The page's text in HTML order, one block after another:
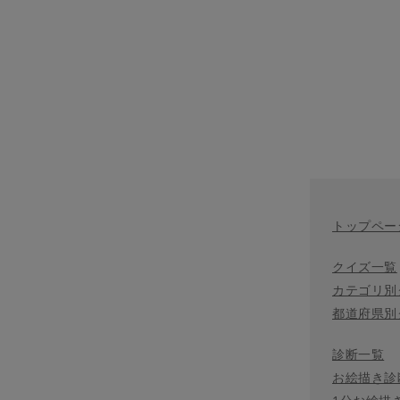
トップペー
クイズ一覧
カテゴリ
都道府県
診断一覧
お絵描き